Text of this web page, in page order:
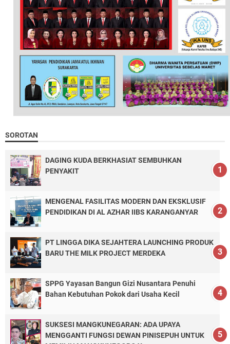
SOROTAN
DAGING KUDA BERKHASIAT SEMBUHKAN
PENYAKIT
MENGENAL FASILITAS MODERN DAN EKSKLUSIF
PENDIDIKAN DI AL AZHAR IIBS KARANGANYAR
PT LINGGA DIKA SEJAHTERA LAUNCHING PRODUK
BARU THE MILK PROJECT MERDEKA
SPPG Yayasan Bangun Gizi Nusantara Penuhi
Bahan Kebutuhan Pokok dari Usaha Kecil
SUKSESI MANGKUNEGARAN: ADA UPAYA
MENGGANTI FUNGSI DEWAN PINISEPUH UNTUK